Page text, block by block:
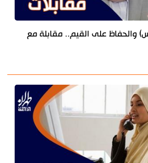
والحفاظ على القيم.. مقابلة مع